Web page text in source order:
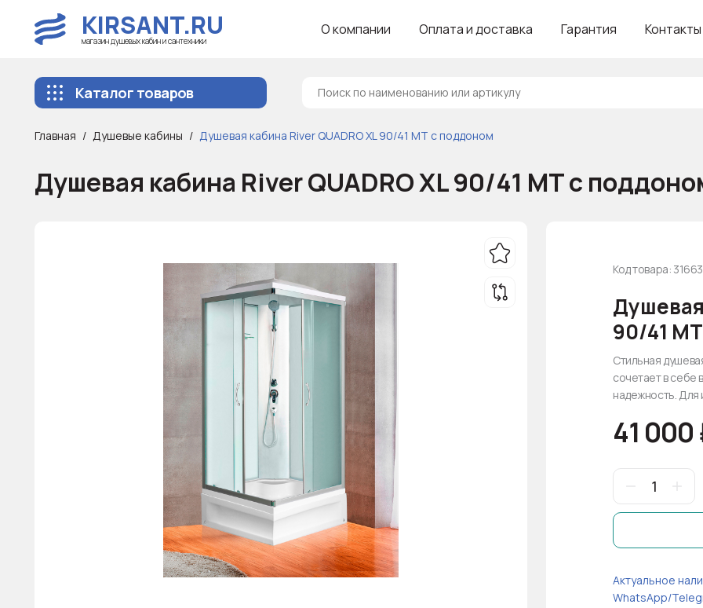
KIRSANT.RU
магазин душевых кабин и сантехники
О компании Оплата и доставка Гарантия Контакты
Каталог товаров
Главная Душевые кабины Душевая кабина River QUADRO XL 90/41 MT с поддоном
Душевая кабина River QUADRO XL 90/41 MT с
Код товара:
Душевая
90/41
Стильная
сочетает в себе
надежность. Для
41 000
Актуальное
WhatsApp/